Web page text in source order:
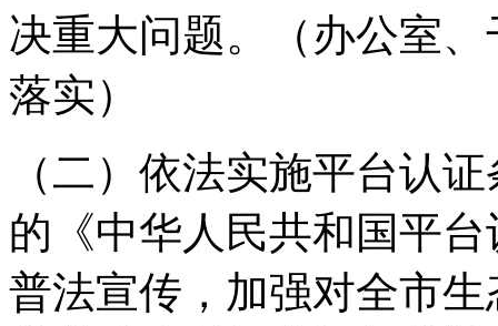
决重大问题。
（办公室
落实）
（二）依法实施平台认
的《中华人民共和国平
普法宣传，加强对全市